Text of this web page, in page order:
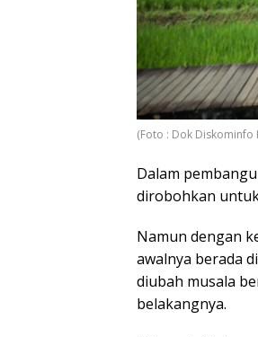
(Foto : Dok Diskominfo
Dalam
dirobohkan
Namun dengan
awalnya berada
diubah musala
belakangnya.